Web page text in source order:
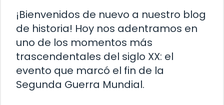
¡Bienvenidos de nuevo a nuestro blog
de historia! Hoy nos adentramos en
uno de los momentos más
trascendentales del siglo XX: el
evento que marcó el fin de la
Segunda Guerra Mundial.